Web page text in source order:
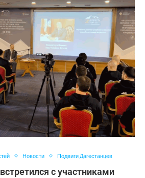
Новости Подвиги Дагестанцев
с участниками